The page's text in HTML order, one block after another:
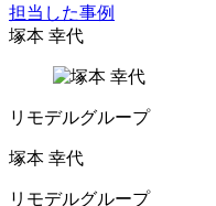
担当した事例
塚本 幸代
リモデルグループ
塚本 幸代
リモデルグループ